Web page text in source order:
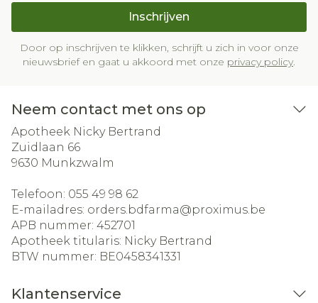
Inschrijven
Door op inschrijven te klikken, schrijft u zich in voor onze
nieuwsbrief en gaat u akkoord met onze privacy policy.
Neem contact met ons op
Apotheek Nicky Bertrand
Zuidlaan 66
9630 Munkzwalm
Telefoon: 055 49 98 62
E-mailadres: orders.bdfarma@proximus.be
APB nummer: 452701
Apotheek titularis: Nicky Bertrand
BTW nummer: BE0458341331
Klantenservice